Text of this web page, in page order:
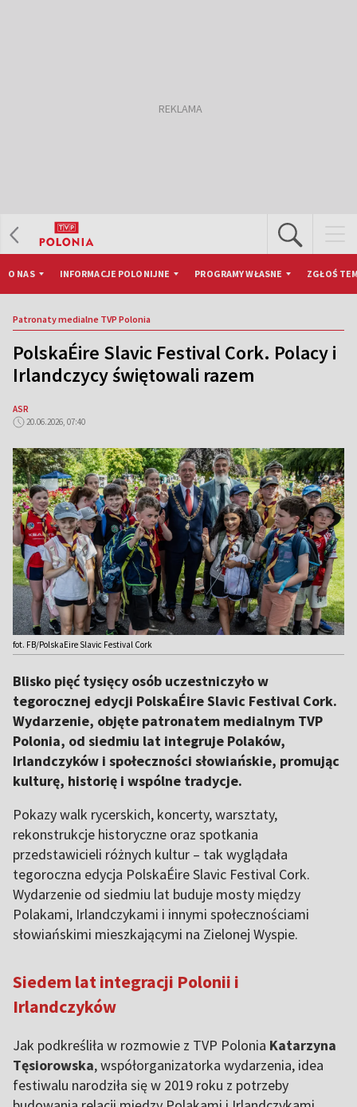
O NAS INFORMACJE POLONIJNE PROGRAMY WŁASNE ZGŁOŚ
Patronaty medialne TVP Polonia
PolskaÉire Slavic Festival Cork. Polacy i
Irlandczycy świętowali razem
ASR
20.06.2026, 07:40
fot. FB/PolskaEire Slavic Festival Cork
Blisko pięć tysięcy osób uczestniczyło w
tegorocznej edycji PolskaÉire Slavic Festival Cork.
Wydarzenie, objęte patronatem medialnym TVP
Polonia, od siedmiu lat integruje Polaków,
Irlandczyków i społeczności słowiańskie, promując
kulturę, historię i wspólne tradycje.
Pokazy walk rycerskich, koncerty, warsztaty,
rekonstrukcje historyczne oraz spotkania
przedstawicieli różnych kultur – tak wyglądała
tegoroczna edycja PolskaÉire Slavic Festival Cork.
Wydarzenie od siedmiu lat buduje mosty między
Polakami, Irlandczykami i innymi społecznościami
słowiańskimi mieszkającymi na Zielonej Wyspie.
Siedem lat integracji Polonii i
Irlandczyków
Jak podkreśliła w rozmowie z TVP Polonia Katarzyna
Tęsiorowska, współorganizatorka wydarzenia, idea
festiwalu narodziła się w 2019 roku z potrzeby